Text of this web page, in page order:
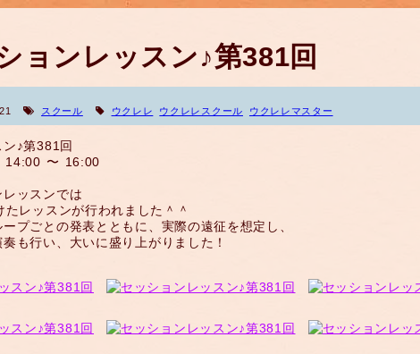
ョンレッスン♪第381回
スクール ウクレレ ウクレレスクール ウクレレマスター
♪第381回
14:00 〜 16:00
ッスンでは
たレッスンが行われました＾＾
プごとの発表とともに、実際の遠征を想定し、
も行い、大いに盛り上がりました！